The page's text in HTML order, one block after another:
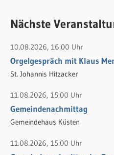
h
n
n
a
c
h
:
Nächste
10.08.2026, 16:00 Uhr
Orgelgespräch mit Klaus
St. Johannis Hitzacker
11.08.2026, 15:00 Uhr
Gemeindenachmittag
Gemeindehaus Küsten
11.08.2026, 15:00 Uhr